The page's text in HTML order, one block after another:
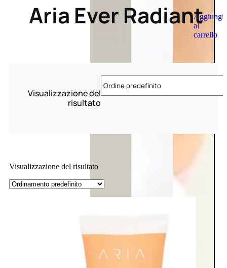
Aggiungi
al
carrello
Aria Ever Radiant
Visualizzazione del
risultato
Visualizzazione del risultato